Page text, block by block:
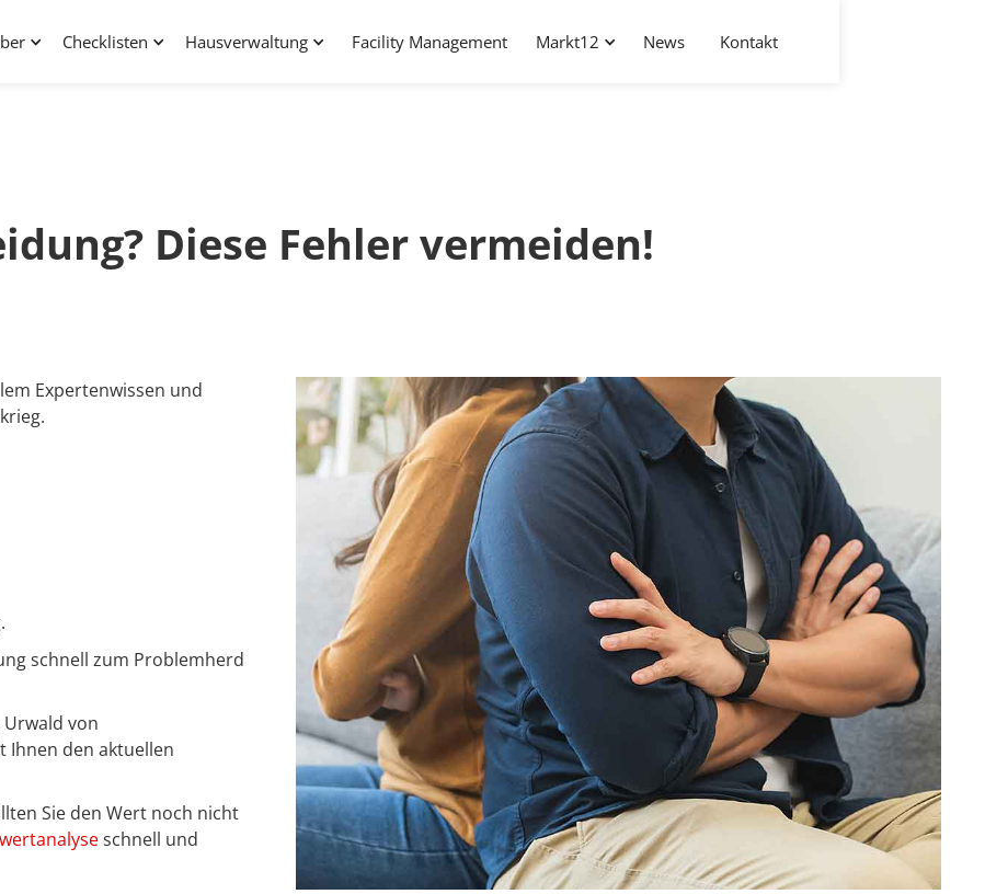
Checklisten Hausverwaltung Facility Management Markt12 News Kontakt
Diese Fehler vermeiden!
Expertenwissen und
schnell zum Problemherd
von
Ihnen den aktuellen
Sie den Wert noch nicht
schnell und